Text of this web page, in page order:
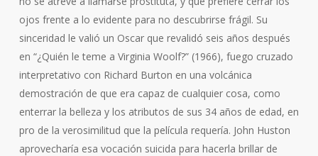
ojos frente a lo evidente para no descubrirse frágil. Su
sinceridad le valió un Oscar que revalidó seis años después
en “¿Quién le teme a Virginia Woolf?” (1966), fuego cruzado
interpretativo con Richard Burton en una volcánica
demostración de que era capaz de cualquier cosa, como
enterrar la belleza y los atributos de sus 34 años de edad, en
pro de la verosimilitud que la película requería. John Huston
aprovecharía esa vocación suicida para hacerla brillar de